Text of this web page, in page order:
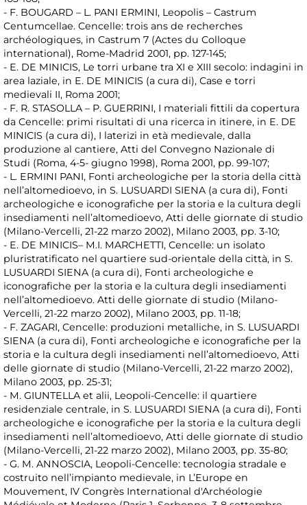
- F. BOUGARD – L. PANI ERMINI, Leopolis – Castrum
Centumcellae. Cencelle: trois ans de recherches
archéologiques, in Castrum 7 (Actes du Colloque
international), Rome-Madrid 2001, pp. 127-145;
- E. DE MINICIS, Le torri urbane tra XI e XIII secolo: indagini in
area laziale, in E. DE MINICIS (a cura di), Case e torri
medievali II, Roma 2001;
- F. R. STASOLLA – P. GUERRINI, I materiali fittili da copertura
da Cencelle: primi risultati di una ricerca in itinere, in E. DE
MINICIS (a cura di), I laterizi in età medievale, dalla
produzione al cantiere, Atti del Convegno Nazionale di
Studi (Roma, 4-5- giugno 1998), Roma 2001, pp. 99-107;
- L. ERMINI PANI, Fonti archeologiche per la storia della città
nell’altomedioevo, in S. LUSUARDI SIENA (a cura di), Fonti
archeologiche e iconografiche per la storia e la cultura degli
insediamenti nell’altomedioevo, Atti delle giornate di studio
(Milano-Vercelli, 21-22 marzo 2002), Milano 2003, pp. 3-10;
- E. DE MINICIS– M.I. MARCHETTI, Cencelle: un isolato
pluristratificato nel quartiere sud-orientale della città, in S.
LUSUARDI SIENA (a cura di), Fonti archeologiche e
iconografiche per la storia e la cultura degli insediamenti
nell’altomedioevo. Atti delle giornate di studio (Milano-
Vercelli, 21-22 marzo 2002), Milano 2003, pp. 11-18;
- F. ZAGARI, Cencelle: produzioni metalliche, in S. LUSUARDI
SIENA (a cura di), Fonti archeologiche e iconografiche per la
storia e la cultura degli insediamenti nell’altomedioevo, Atti
delle giornate di studio (Milano-Vercelli, 21-22 marzo 2002),
Milano 2003, pp. 25-31;
- M. GIUNTELLA et alii, Leopoli-Cencelle: il quartiere
residenziale centrale, in S. LUSUARDI SIENA (a cura di), Fonti
archeologiche e iconografiche per la storia e la cultura degli
insediamenti nell’altomedioevo, Atti delle giornate di studio
(Milano-Vercelli, 21-22 marzo 2002), Milano 2003, pp. 35-80;
- G. M. ANNOSCIA, Leopoli-Cencelle: tecnologia stradale e
costruito nell’impianto medievale, in L’Europe en
Mouvement, IV Congrès International d'Archéologie